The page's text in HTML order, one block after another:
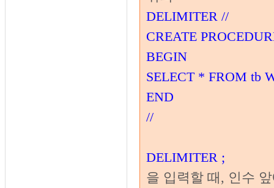
DELIMITER //
CREATE
BEGIN
SELECT * FROM tb
END
//
DELIMITER ;
을 입력할 때, 인수